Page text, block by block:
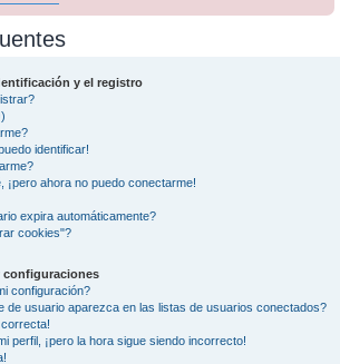
y el registro
identificar!
¡pero ahora no puedo conectarme!
expira automáticamente?
cookies"?
configuraciones
configuración?
de usuario aparezca en las listas de usuarios conectados?
perfil, ¡pero la hora sigue siendo incorrecto!